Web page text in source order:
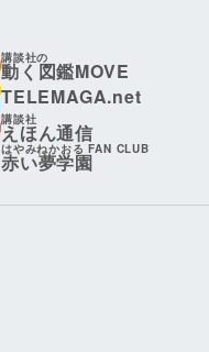
講談社の
動く図鑑MOVE
TELEMAGA.net
講談社
えほん通信
はやみねかおる FAN CLUB
赤い夢学園